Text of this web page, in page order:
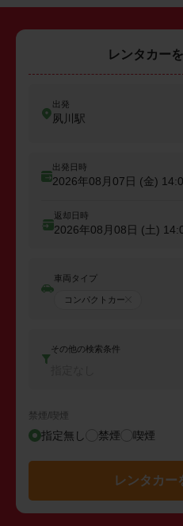
レンタカー
出発
夙川駅
出発日時
2026年08月07日 (金)
返却日時
2026年08月08日 (土)
車両タイプ
コンパクトカー
その他の検索条件
禁煙/喫煙
指定無し 禁煙 喫煙
レンタカー